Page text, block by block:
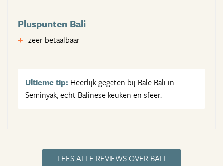
Pluspunten Bali
zeer betaalbaar
Ultieme tip: Heerlijk gegeten bij Bale Bali in
Seminyak, echt Balinese keuken en sfeer.
LEES ALLE REVIEWS OVER BALI